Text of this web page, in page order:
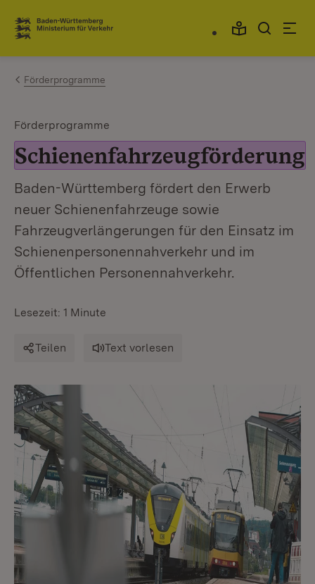
Zum Inhalt springen
Link zur Startseite
Förderprogramme
Förderprogramme
Schienenfahrzeugförderung
Baden-Württemberg fördert den Erwerb
neuer Schienenfahrzeuge sowie
Fahrzeugverlängerungen für den Einsatz im
Schienenpersonennahverkehr und im
Öffentlichen Personennahverkehr.
Lesezeit: 1 Minute
Teilen Text vorlesen